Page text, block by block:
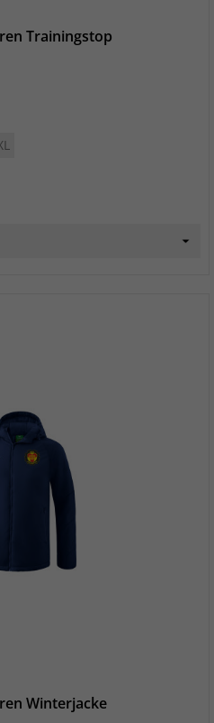
Trainingstop
Winterjacke